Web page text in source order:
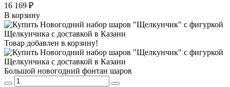
16 169 ₽
В корзину
Товар добавлен в корзину!
Большой новогодний фонтан шаров